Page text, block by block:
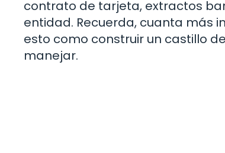
contrato de tarjeta, extractos
entidad. Recuerda, cuanta más
esto como construir un castillo
manejar.